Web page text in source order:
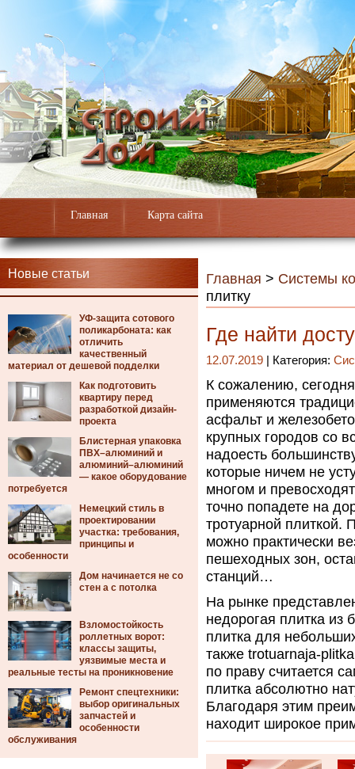
Главная Карта сайта
Новые статьи
УФ-защита сотового
поликарбоната: как
отличить
качественный
материал от дешевой подделки
Как подготовить
квартиру перед
разработкой дизайн-
проекта
Блистерная упаковка
ПВХ–алюминий и
алюминий–алюминий
— какое оборудование
потребуется
Немецкий стиль в
проектировании
участка: требования,
принципы и
особенности
Дом начинается не со
стен а с потолка
Взломостойкость
роллетных ворот:
классы защиты,
уязвимые места и
реальные тесты на проникновение
Ремонт спецтехники:
выбор оригинальных
запчастей и
особенности
обслуживания
Главная > Системы
плитку
Где найти
12.07.2019 | Категория:
К сожалению,
применяются
асфальт и
крупных городов со
надоесть
которые ничем не
многом и
точно попадете на
тротуарной плиткой.
можно практически
пешеходных зон,
станций…
На рынке
недорогая плитка из
плитка для
также trotuarnaja-
по праву считается
плитка абсолютно
Благодаря этим
находит широкое